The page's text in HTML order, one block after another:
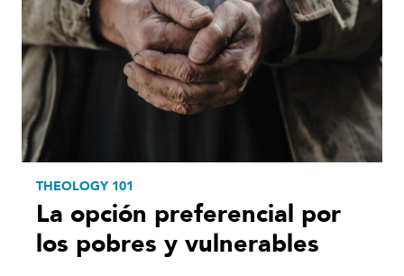
THEOLOGY 101
La opción preferencial por
los pobres y vulnerables